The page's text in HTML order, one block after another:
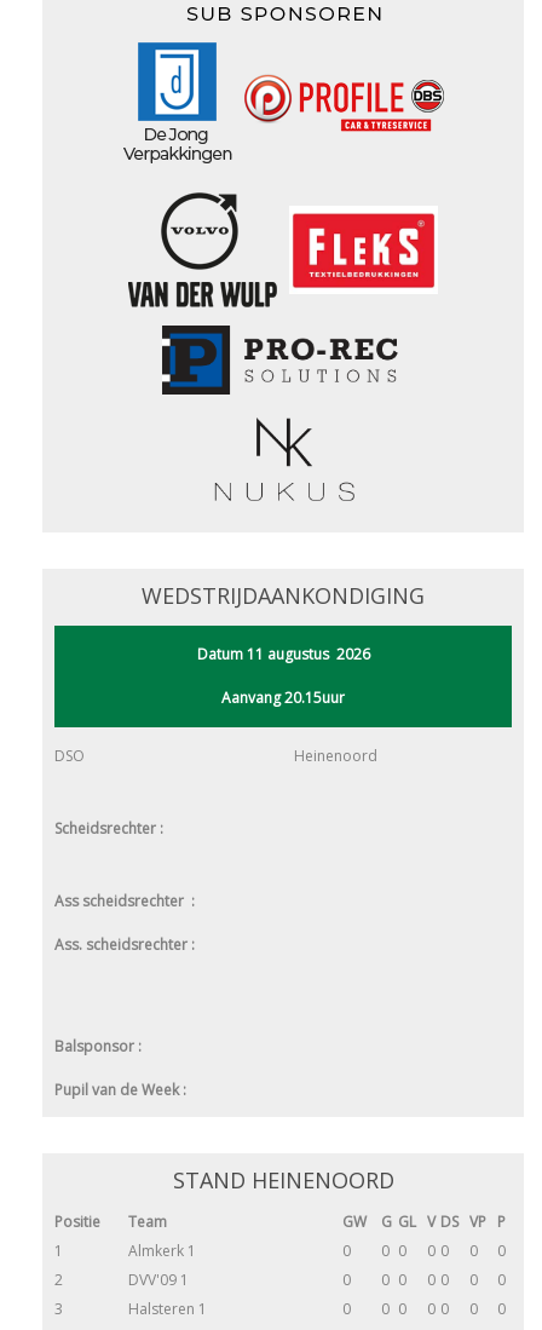
WEDSTRIJDAANKONDIGING
Datum 11 augustus 2026
Aanvang 20.15uur
DSO Heinenoord
Scheidsrechter :
Ass scheidsrechter :
Ass. scheidsrechter :
Balsponsor :
Pupil van de Week :
STAND HEINENOORD
Positie Team GW G GL V DS VP P
1
Almkerk 1 0 0 0 0 0 0
0
2
DVV'09 1 0 0 0 0 0 0
0
3
Halsteren 1 0 0 0 0 0 0
0